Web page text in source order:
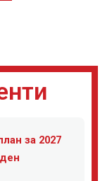
за 2027